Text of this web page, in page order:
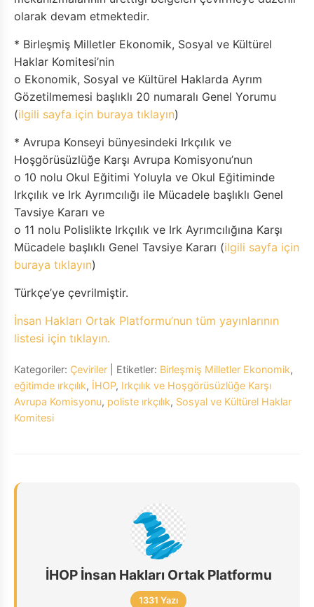
olarak devam etmektedir.
* Birleşmiş Milletler Ekonomik, Sosyal ve Kültürel
Haklar Komitesi’nin
o Ekonomik, Sosyal ve Kültürel Haklarda Ayrım
Gözetilmemesi başlıklı 20 numaralı Genel Yorumu
(ilgili sayfa için buraya tıklayın)
* Avrupa Konseyi bünyesindeki Irkçılık ve
Hoşgörüsüzlüğe Karşı Avrupa Komisyonu’nun
o 10 nolu Okul Eğitimi Yoluyla ve Okul Eğitiminde
Irkçılık ve Irk Ayrımcılığı ile Mücadele başlıklı Genel
Tavsiye Kararı ve
o 11 nolu Polislikte Irkçılık ve Irk Ayrımcılığına Karşı
Mücadele başlıklı Genel Tavsiye Kararı (ilgili sayfa için
buraya tıklayın)
Türkçe’ye çevrilmiştir.
İnsan Hakları Ortak Platformu’nun tüm yayınlarının
listesi için tıklayın.
Kategoriler: Çeviriler | Etiketler: Birleşmiş Milletler Ekonomik,
eğitimde ırkçılık, İHOP, Irkçılık ve Hoşgörüsüzlüğe Karşı
Avrupa Komisyonu, poliste ırkçılık, Sosyal ve Kültürel Haklar
Komitesi
İHOP İnsan Hakları Ortak Platformu
1331 Yazı